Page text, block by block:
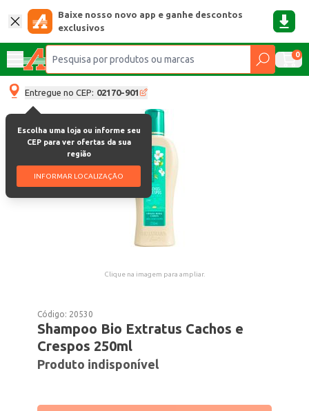
Baixe nosso novo app e ganhe descontos
exclusivos
0
Entregue no CEP: 02170-901
Escolha uma loja ou informe seu
CEP para ver ofertas da sua
região
INFORMAR LOCALIZAÇÃO
Clique na imagem para ampliar.
Código: 20530
Shampoo Bio Extratus Cachos e
Crespos 250ml
Produto indisponível